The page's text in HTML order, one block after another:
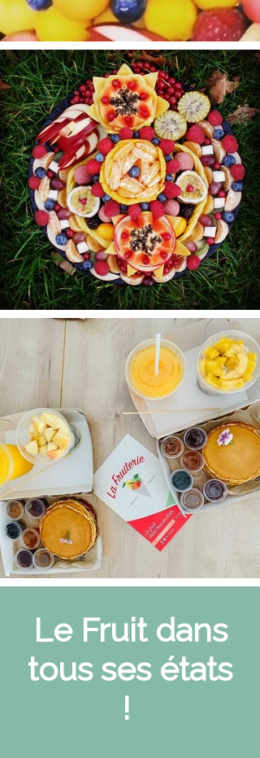
Le Fruit dans
tous ses états
!